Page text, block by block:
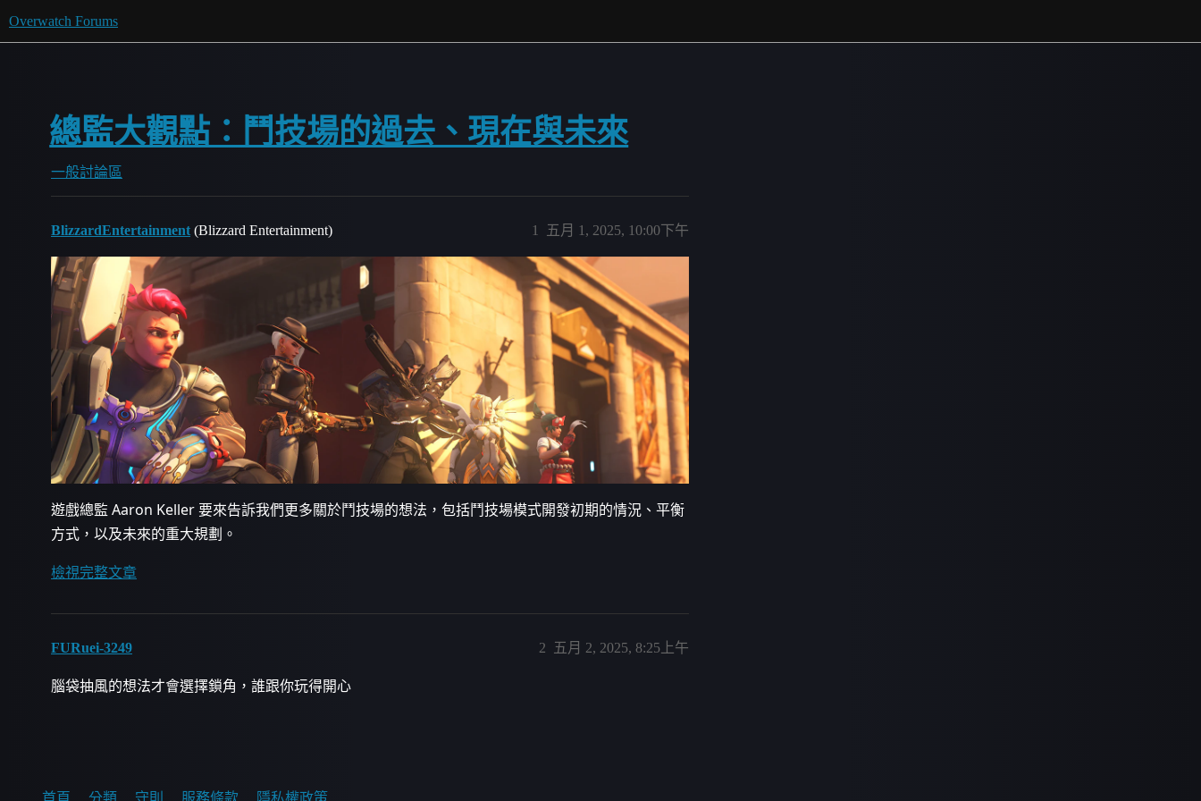
Overwatch Forums
總監大觀點：鬥技場的過去、現在與未來
一般討論區
BlizzardEntertainment (Blizzard Entertainment) 五月 1, 2025, 10:00下午
1
遊戲總監 Aaron Keller 要來告訴我們更多關於鬥技場的想法，包括鬥技場模式開發初期的情況、平衡
方式，以及未來的重大規劃。
檢視完整文章
FURuei-3249 五月 2, 2025, 8:25上午
2
腦袋抽風的想法才會選擇鎖角，誰跟你玩得開心